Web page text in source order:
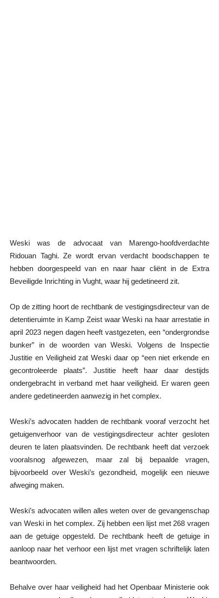
Weski was de advocaat van Marengo-hoofdverdachte
Ridouan Taghi. Ze wordt ervan verdacht boodschappen te
hebben doorgespeeld van en naar haar cliënt in de Extra
Beveiligde Inrichting in Vught, waar hij gedetineerd zit.
Op de zitting hoort de rechtbank de vestigingsdirecteur van de
detentieruimte in Kamp Zeist waar Weski na haar arrestatie in
april 2023 negen dagen heeft vastgezeten, een “ondergrondse
bunker” in de woorden van Weski. Volgens de Inspectie
Justitie en Veiligheid zat Weski daar op “een niet erkende en
gecontroleerde plaats”. Justitie heeft haar daar destijds
ondergebracht in verband met haar veiligheid. Er waren geen
andere gedetineerden aanwezig in het complex.
Weski’s advocaten hadden de rechtbank vooraf verzocht het
getuigenverhoor van de vestigingsdirecteur achter gesloten
deuren te laten plaatsvinden. De rechtbank heeft dat verzoek
vooralsnog afgewezen, maar zal bij bepaalde vragen,
bijvoorbeeld over Weski’s gezondheid, mogelijk een nieuwe
afweging maken.
Weski’s advocaten willen alles weten over de gevangenschap
van Weski in het complex. Zij hebben een lijst met 268 vragen
aan de getuige opgesteld. De rechtbank heeft de getuige in
aanloop naar het verhoor een lijst met vragen schriftelijk laten
beantwoorden.
Behalve over haar veiligheid had het Openbaar Ministerie ook